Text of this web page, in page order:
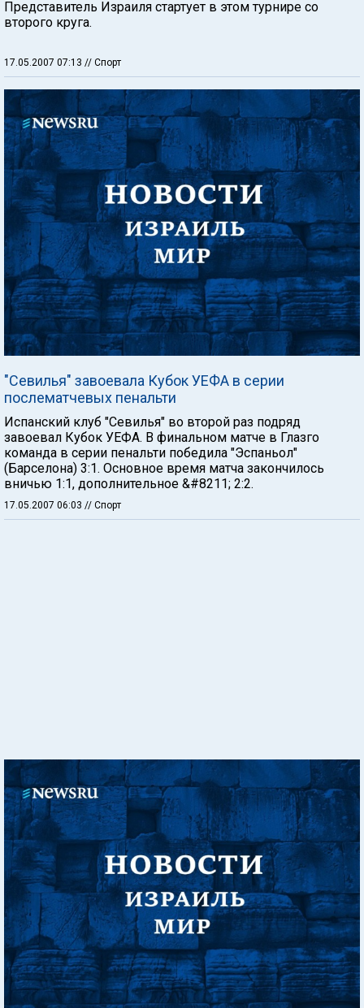
Представитель Израиля стартует в этом турнире со
второго круга.
17.05.2007 07:13 // Спорт
"Севилья" завоевала Кубок УЕФА в серии
послематчевых пенальти
Испанский клуб "Севилья" во второй раз подряд
завоевал Кубок УЕФА. В финальном матче в Глазго
команда в серии пенальти победила "Эспаньол"
(Барселона) 3:1. Основное время матча закончилось
вничью 1:1, дополнительное &#8211; 2:2.
17.05.2007 06:03 // Спорт